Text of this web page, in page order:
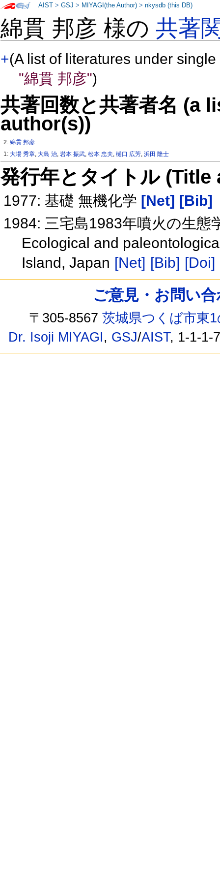
綿貫 邦彦 様の共著
+(A list of literatures under
"綿貫 邦彦")
共著回数と共著者名 (a
author(s))
2:綿貫 邦彦
1:大場 秀章,大島 治,岩本 振武,松本 忠夫,樋口 広芳,浜田 隆士
発行年とタイトル
1977: 基礎 無機化学 [Net] [Bib]
1984: 三宅島1983年噴火の生態
Ecological and
Island, Japan [Net] [Bib] [Doi]
AIST >GSJ > MIYAGI(the Author) >nkysdb (this DB)
ご意見・お問い
〒305-8567茨城県つくば市東
Dr. Isoji MIYAGI, GSJ/AIST, 1-1-1-